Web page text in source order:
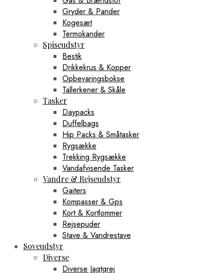
Gryder & Pander
Kogesæt
Termokander
Spiseudstyr
Bestik
Drikkekrus & Kopper
Opbevaringsbokse
Tallerkener & Skåle
Tasker
Daypacks
Duffelbags
Hip Packs & Småtasker
Rygsække
Trekking Rygsække
Vandafvisende Tasker
Vandre & Rejseudstyr
Gaiters
Kompasser & Gps
Kort & Kortlommer
Rejsepuder
Stave & Vandrestave
Soveudstyr
Diverse
Diverse Jagtgrej